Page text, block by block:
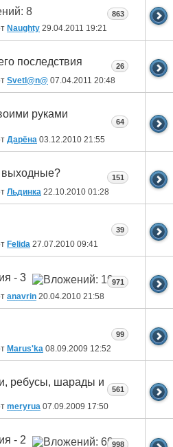
Naughty 29.04.2011 19:21
863
последствия
Svetl@n@ 07.04.2011 20:48
26
руками
Дарёна 03.12.2010 21:55
64
выходные?
Льдинка 22.10.2010 01:28
151
Felida 27.07.2010 09:41
39
- 3
anavrin 20.04.2010 21:58
971
Marus'ka 08.09.2009 12:52
99
ребусы, шарады и
meryrua 07.09.2009 17:50
561
- 2 998